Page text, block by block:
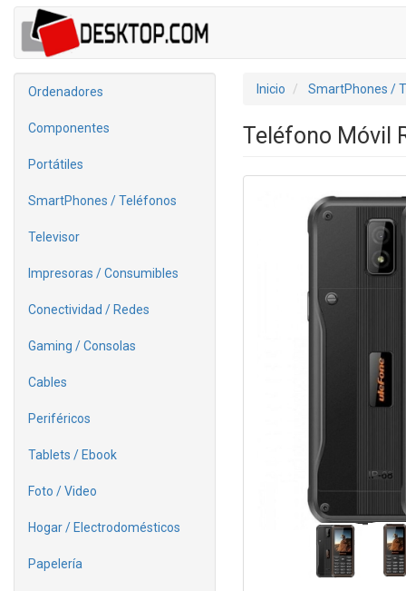
Ordenadores
Componentes
Portátiles
SmartPhones / Teléfonos
Televisor
Impresoras / Consumibles
Conectividad / Redes
Gaming / Consolas
Cables
Periféricos
Tablets / Ebook
Foto / Video
Hogar / Electrodomésticos
Papelería
Inicio SmartPhones /
Teléfono Móvil